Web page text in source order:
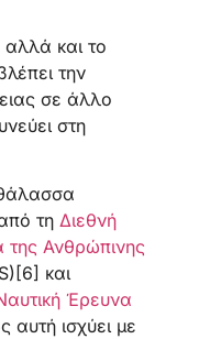
και το
την
σε άλλο
στη
τη Διεθνή
της Ανθρώπινης
και
Έρευνα
αυτή ισχύει με